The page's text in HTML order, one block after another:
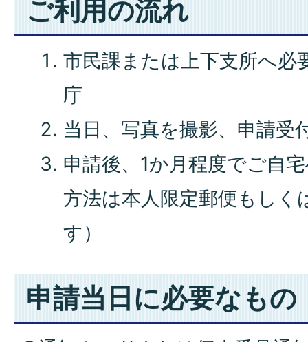
ご利用の流れ
市民課または上下支所へ必
庁
当日、写真を撮影、申請受
申請後、1か月程度でご自
方法は本人限定郵便もしく
す）
申請当日に必要なもの